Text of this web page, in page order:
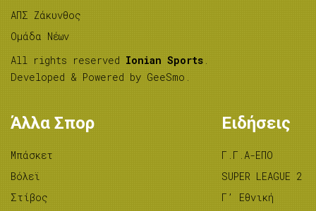
ΑΠΣ Ζάκυνθος
Ομάδα Νέων
All rights reserved Ionian Sports .
Developed & Powered by GeeSmo .
Άλλα Σπορ
Μπάσκετ
Βόλεϊ
Στίβος
Ειδήσεις
Γ.Γ.Α-ΕΠΟ
SUPER LEAGUE 2
Γ’ Εθνική